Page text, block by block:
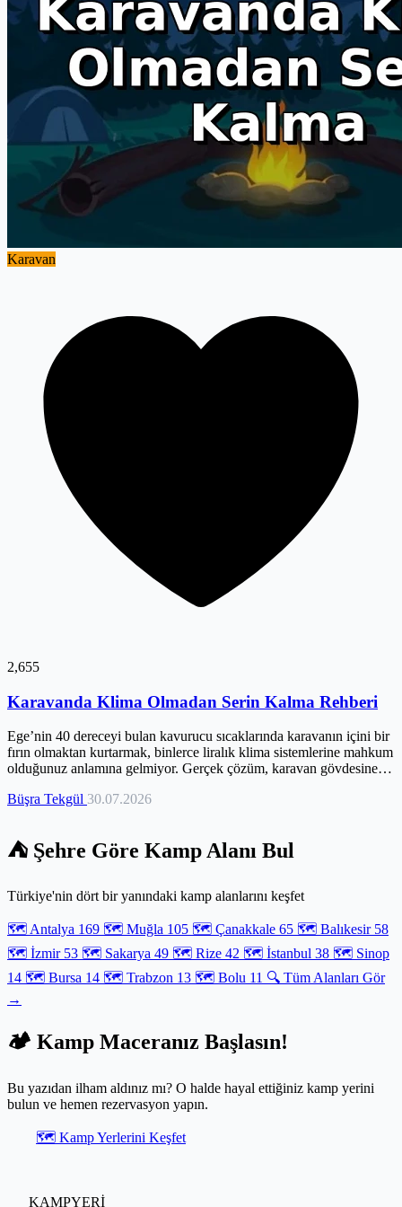
güvenli suyla tamamlanması için doğru yerdesiniz.
Karavan
2,655
Karavanda Klima Olmadan Serin Kalma Rehberi
Ege’nin 40 dereceyi bulan kavurucu sıcaklarında karavanın içini bir
fırın olmaktan kurtarmak, binlerce liralık klima sistemlerine mahkum
olduğunuz anlamına gelmiyor. Gerçek çözüm, karavan gövdesine
henüz dışarıdayken durdurmakta yatıyor. Bu rehberde, güneşin
klimasız serinliğin mühendisliğini inceliyoruz. Pasif soğutma
teknikleriyle iç ortam sıcaklığını dışarıya göre 8 dereceye kadar
tüketmeden, sadece doğru ekipman ve konumlandırma ile
Büşra Tekgül 30.07.2026
⛺ Şehre Göre Kamp Alanı Bul
Türkiye'nin dört bir yanındaki kamp alanlarını keşfet
🗺️ Antalya 169 🗺️ Muğla 105 🗺️ Çanakkale 65 🗺️ Balıkesir 58
🗺️ İzmir 53 🗺️ Sakarya 49 🗺️ Rize 42 🗺️ İstanbul 38 🗺️ Sinop
14 🗺️ Bursa 14 🗺️ Trabzon 13 🗺️ Bolu 11 🔍 Tüm Alanları Gör
→
🏕️ Kamp Maceranız Başlasın!
Bu yazıdan ilham aldınız mı? O halde hayal ettiğiniz kamp yerini
bulun ve hemen rezervasyon yapın.
🗺️ Kamp Yerlerini Keşfet
KAMPYERİ